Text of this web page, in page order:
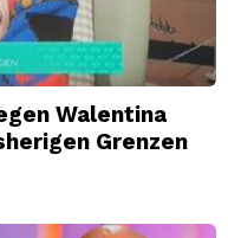
Walentina
Grenzen